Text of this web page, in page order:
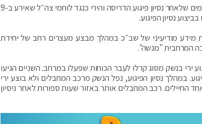
בתום פעילות מודיעינית ומבצעית משותפת של צה"ל, שב"כ ומג"ב בימים שלאחר נסיון פיגוע הדריסה והירי כנגד לוחמי צה״ל שאירע ב-9
מידע מודיעיני של שב״כ במהלך מבצע מעצרים רחב של יחידת
המרחבית "מנשה".
ירי בנשק מסוג קרלו לעבר הכוחות שפעלו במרחב. השניים הגיעו
במהלך נסיון הפיגוע, נפל הנשק מרכב המחבלים ולא בוצע ירי
רכב המחבלים אותר באזור שעות ספורות לאחר ניסיון